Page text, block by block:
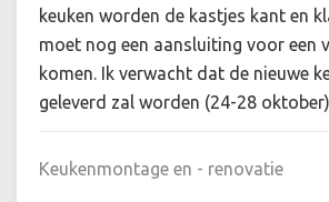
keuken worden de kastjes kant en
moet nog een aansluiting voor een
komen. Ik verwacht dat de nieuwe
geleverd zal worden (24-28
Keukenmontage en - renovatie